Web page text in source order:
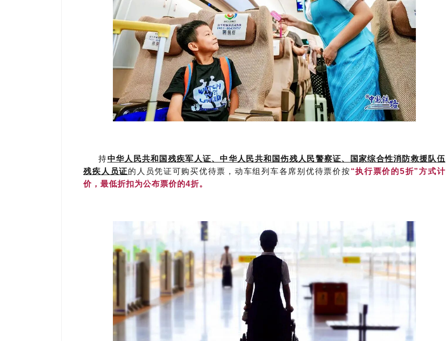
持中华人民共和国残疾军人证、中华人民共和国伤残人民警察证、国家综合性消防救援队伍
残疾人员证的人员凭证可购买优待票，动车组列车各席别优待票价按“执行票价的5折”方式计
价，最低折扣为公布票价的4折。